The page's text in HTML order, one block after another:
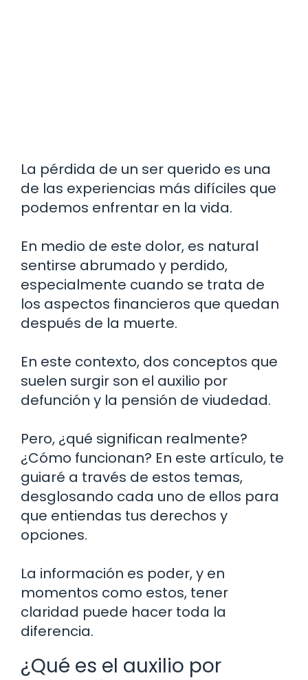
La pérdida de un ser querido es una
de las experiencias más difíciles que
podemos enfrentar en la vida.
En medio de este dolor, es natural
sentirse abrumado y perdido,
especialmente cuando se trata de
los aspectos financieros que quedan
después de la muerte.
En este contexto, dos conceptos que
suelen surgir son el auxilio por
defunción y la pensión de viudedad.
Pero, ¿qué significan realmente?
¿Cómo funcionan? En este artículo, te
guiaré a través de estos temas,
desglosando cada uno de ellos para
que entiendas tus derechos y
opciones.
La información es poder, y en
momentos como estos, tener
claridad puede hacer toda la
diferencia.
¿Qué es el auxilio por